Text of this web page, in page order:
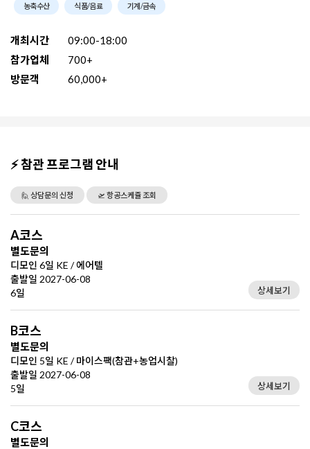
농축수산 식품/음료 기계/금속
개최시간
09:00-18:00
참가업체
700+
방문객
60,000+
⚡ 참관 프로그램 안내
🙋 상담문의 신청 🛫 항공스케쥴 조회
A코스
별도문의
디모인 6일 KE / 에어텔
출발일 2027-06-08
6일
상세보기
B코스
별도문의
디모인 5일 KE / 마이스팩(참관+농업시찰)
출발일 2027-06-08
5일
상세보기
C코스
별도문의